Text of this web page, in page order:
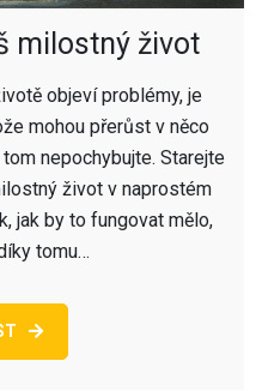
milostný život
objeví problémy, je
mohou přerůst v něco
nepochybujte. Starejte
život v naprostém
jak by to fungovat mělo,
tomu…